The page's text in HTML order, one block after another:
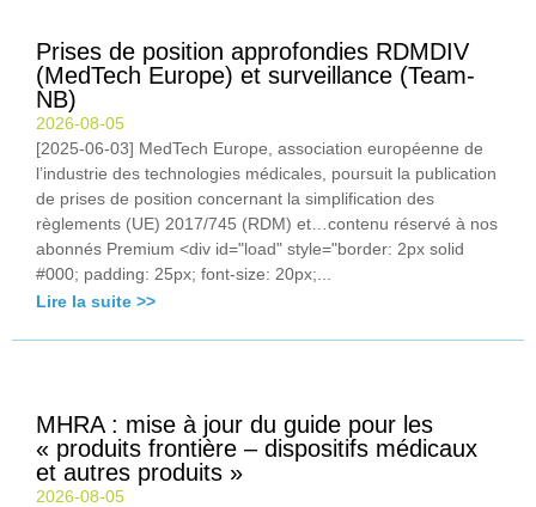
Prises de position approfondies RDMDIV
(MedTech Europe) et surveillance (Team-
NB)
2026-08-05
[2025-06-03] MedTech Europe, association européenne de
l’industrie des technologies médicales, poursuit la publication
de prises de position concernant la simplification des
règlements (UE) 2017/745 (RDM) et…contenu réservé à nos
abonnés Premium <div id="load" style="border: 2px solid
#000; padding: 25px; font-size: 20px;...
Lire la suite >>
MHRA : mise à jour du guide pour les
« produits frontière – dispositifs médicaux
et autres produits »
2026-08-05